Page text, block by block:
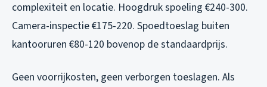
complexiteit en locatie. Hoogdruk spoeling €240-300.
Camera-inspectie €175-220. Spoedtoeslag buiten
kantooruren €80-120 bovenop de standaardprijs.
Geen voorrijkosten, geen verborgen toeslagen. Als